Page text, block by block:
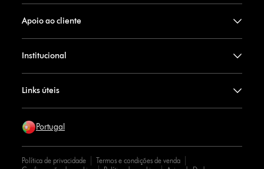
Apoio ao cliente
Institucional
Links úteis
Portugal
Política de privacidade
Termos e condições de venda